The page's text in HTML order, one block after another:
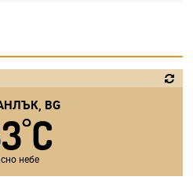
BG
°C
небе